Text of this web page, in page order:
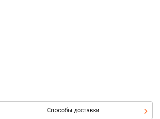
Способы доставки